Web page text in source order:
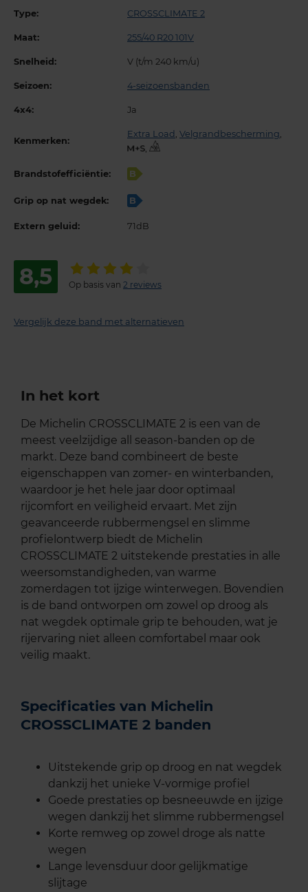
Type: CROSSCLIMATE 2
Maat: 255/40 R20 101V
Snelheid: V (t/m 240 km/u)
Seizoen: 4-seizoensbanden
4x4: Ja
Kenmerken:
Extra Load , Velgrandbescherming,
,
Brandstofefficiëntie: B
Grip op nat wegdek: B
Extern geluid: 71dB
8,5 Op basis van 2 reviews
Vergelijk deze band met alternatieven
In het kort
De Michelin CROSSCLIMATE 2 is een van de
meest veelzijdige all season-banden op de
markt. Deze band combineert de beste
eigenschappen van zomer- en winterbanden,
waardoor je het hele jaar door optimaal
rijcomfort en veiligheid ervaart. Met zijn
geavanceerde rubbermengsel en slimme
profielontwerp biedt de Michelin
CROSSCLIMATE 2 uitstekende prestaties in alle
weersomstandigheden, van warme
zomerdagen tot ijzige winterwegen. Bovendien
is de band ontworpen om zowel op droog als
nat wegdek optimale grip te behouden, wat je
rijervaring niet alleen comfortabel maar ook
veilig maakt.
Specificaties van Michelin
CROSSCLIMATE 2 banden
Uitstekende grip op droog en nat wegdek
dankzij het unieke V-vormige profiel
Goede prestaties op besneeuwde en ijzige
wegen dankzij het slimme rubbermengsel
Korte remweg op zowel droge als natte
wegen
Lange levensduur door gelijkmatige
slijtage